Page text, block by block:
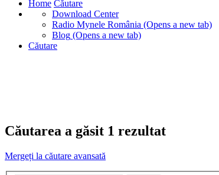
Home Căutare
Download Center
Radio Mynele România (Opens a new tab)
Blog (Opens a new tab)
Căutare
Căutarea a găsit 1 rezultat
Mergeți la căutare avansată